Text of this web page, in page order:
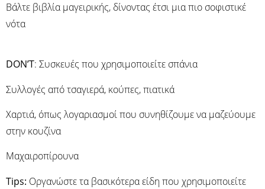
Βάλτε βιβλία μαγειρικής, δίνοντας έτσι μια πιο σοφιστικέ
νότα
DON’T: Συσκευές που χρησιμοποιείτε σπάνια
Συλλογές από τσαγιερά, κούπες, πιατικά
Χαρτιά, όπως λογαριασμοί που συνηθίζουμε να μαζεύουμε
στην κουζίνα
Μαχαιροπίρουνα
Τips: Οργανώστε τα βασικότερα είδη που χρησιμοποιείτε